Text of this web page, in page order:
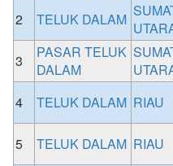
2 TELUK DALAM
3
PASAR TELUK
DALAM
4 TELUK DALAM RIAU
5
TELUK DALAM RIAU